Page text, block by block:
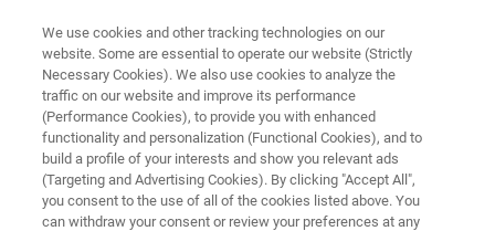
临床前成像应用文章
阿片受体反应
We use cookies and other tracking technologies on our
website. Some are essential to operate our website (Strictly
Necessary Cookies). We also use cookies to analyze the
traffic on our website and improve its performance
(Performance Cookies), to provide you with enhanced
functionality and personalization (Functional Cookies), and to
build a profile of your interests and show you relevant ads
(Targeting and Advertising Cookies). By clicking "Accept All",
you consent to the use of all of the cookies listed above. You
can withdraw your consent or review your preferences at any